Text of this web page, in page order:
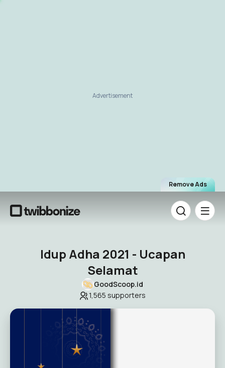
Remove Ads
Advertisement
Idup Adha 2021 - Ucapan
Selamat
GoodScoop.id
1,565 supporters